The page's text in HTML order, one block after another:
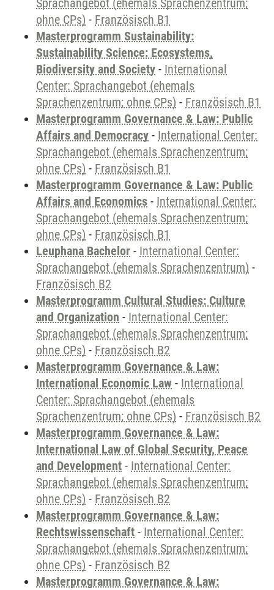
Sprachangebot (ehemals Sprachenzentrum;
ohne CPs) - Französisch B1
Masterprogramm Sustainability:
Sustainability Science: Ecosystems,
Biodiversity and Society - International
Center: Sprachangebot (ehemals
Sprachenzentrum; ohne CPs) - Französisch B1
Masterprogramm Governance & Law: Public
Affairs and Democracy - International Center:
Sprachangebot (ehemals Sprachenzentrum;
ohne CPs) - Französisch B1
Masterprogramm Governance & Law: Public
Affairs and Economics - International Center:
Sprachangebot (ehemals Sprachenzentrum;
ohne CPs) - Französisch B1
Leuphana Bachelor - International Center:
Sprachangebot (ehemals Sprachenzentrum) -
Französisch B2
Masterprogramm Cultural Studies: Culture
and Organization - International Center:
Sprachangebot (ehemals Sprachenzentrum;
ohne CPs) - Französisch B2
Masterprogramm Governance & Law:
International Economic Law - International
Center: Sprachangebot (ehemals
Sprachenzentrum; ohne CPs) - Französisch B2
Masterprogramm Governance & Law:
International Law of Global Security, Peace
and Development - International Center:
Sprachangebot (ehemals Sprachenzentrum;
ohne CPs) - Französisch B2
Masterprogramm Governance & Law:
Rechtswissenschaft - International Center:
Sprachangebot (ehemals Sprachenzentrum;
ohne CPs) - Französisch B2
Masterprogramm Governance & Law: